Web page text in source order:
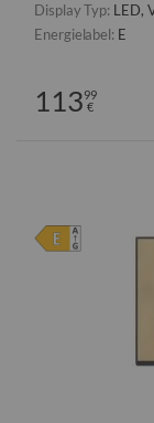
Display Typ: LED,
Energielabel: E
11399
€